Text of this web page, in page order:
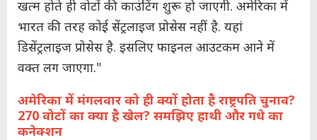
खत्म होते ही वोटों की काउंटिंग शुरू हो जाएगी. अमेरिका में
भारत की तरह कोई सेंट्रलाइज प्रोसेस नहीं है. यहां
डिसेंट्रलाइज प्रोसेस है. इसलिए फाइनल आउटकम आने में
वक्त लग जाएगा."
अमेरिका में मंगलवार को ही क्यों होता है राष्ट्रपति चुनाव?
270 वोटों का क्या है खेल? समझिए हाथी और गधे का
कनेक्शन